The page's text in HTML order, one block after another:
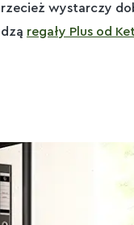
wystarczy
regały Plus od